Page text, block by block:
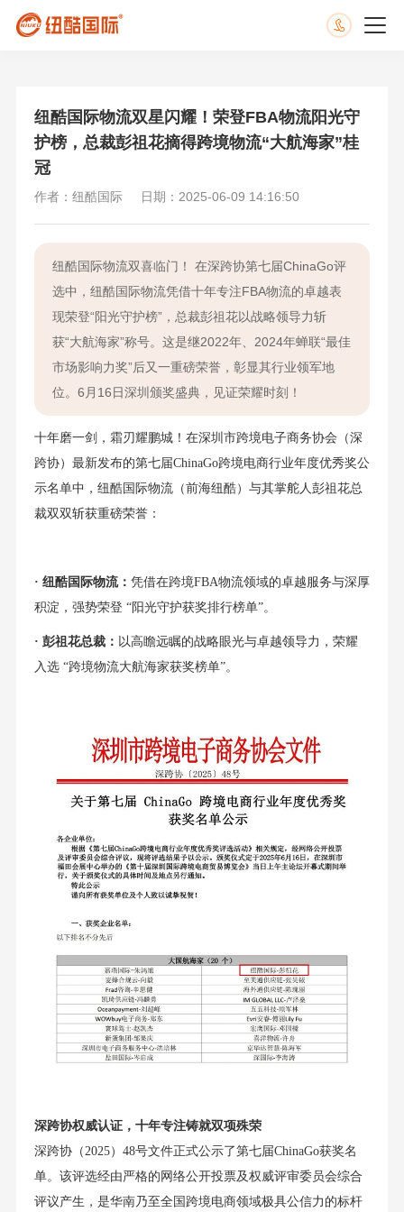
纽酷国际物流双星闪耀！荣登FBA物流阳光守
护榜，总裁彭祖花摘得跨境物流“大航海家”桂
冠
作者：纽酷国际 日期：2025-06-09 14:16:50
纽酷国际物流双喜临门！ 在深跨协第七届ChinaGo评
选中，纽酷国际物流凭借十年专注FBA物流的卓越表
现荣登“阳光守护榜”，总裁彭祖花以战略领导力斩
获“大航海家”称号。这是继2022年、2024年蝉联“最佳
市场影响力奖”后又一重磅荣誉，彰显其行业领军地
位。6月16日深圳颁奖盛典，见证荣耀时刻！
十年磨一剑，霜刃耀鹏城！在深圳市跨境电子商务协会（深
跨协）最新发布的第七届ChinaGo跨境电商行业年度优秀奖公
示名单中，纽酷国际物流（前海纽酷）与其掌舵人彭祖花总
裁双双斩获重磅荣誉：
· 纽酷国际物流： 凭借在跨境FBA物流领域的卓越服务与深厚
积淀，强势荣登 “阳光守护获奖排行榜单”。
· 彭祖花总裁： 以高瞻远瞩的战略眼光与卓越领导力，荣耀
入选 “跨境物流大航海家获奖榜单”。
深跨协权威认证，十年专注铸就双项殊荣
深跨协（2025）48号文件正式公示了第七届ChinaGo获奖名
单。该评选经由严格的网络公开投票及权威评审委员会综合
评议产生，是华南乃至全国跨境电商领域极具公信力的标杆